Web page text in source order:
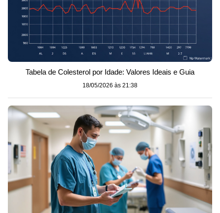
Tabela de Colesterol por Idade: Valores Ideais e Guia
18/05/2026 às 21:38